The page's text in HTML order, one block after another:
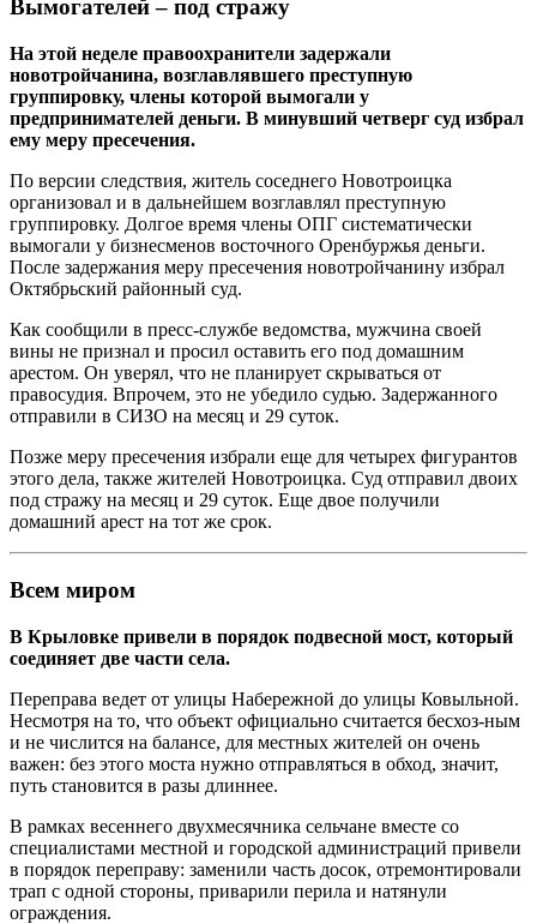
Вымогателей – под стражу
На этой неделе правоохранители задержали
новотройчанина, возглавлявшего преступную
группировку, члены которой вымогали у
предпринимателей деньги. В минувший четверг суд избрал
ему меру пресечения.
По версии следствия, житель соседнего Новотроицка
организовал и в дальнейшем возглавлял преступную
группировку. Долгое время члены ОПГ систематически
вымогали у бизнесменов восточного Оренбуржья деньги.
После задержания меру пресечения новотройчанину избрал
Октябрьский районный суд.
Как сообщили в пресс-службе ведомства, мужчина своей
вины не признал и просил оставить его под домашним
арестом. Он уверял, что не планирует скрываться от
правосудия. Впрочем, это не убедило судью. Задержанного
отправили в СИЗО на месяц и 29 суток.
Позже меру пресечения избрали еще для четырех фигурантов
этого дела, также жителей Новотроицка. Суд отправил двоих
под стражу на месяц и 29 суток. Еще двое получили
домашний арест на тот же срок.
Всем миром
В Крыловке привели в порядок подвесной мост, который
соединяет две части села.
Переправа ведет от улицы Набережной до улицы Ковыльной.
Несмотря на то, что объект официально считается бесхоз-ным
и не числится на балансе, для местных жителей он очень
важен: без этого моста нужно отправляться в обход, значит,
путь становится в разы длиннее.
В рамках весеннего двухмесячника сельчане вместе со
специалистами местной и городской администраций привели
в порядок переправу: заменили часть досок, отремонтировали
трап с одной стороны, приварили перила и натянули
ограждения.